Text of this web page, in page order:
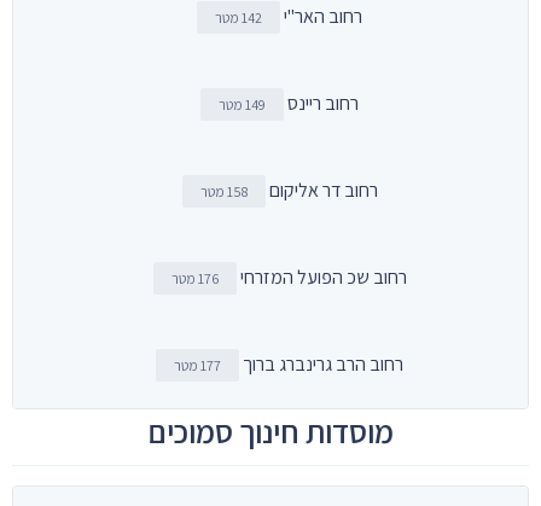
רחוב האר"י 142 מטר
רחוב ריינס 149 מטר
רחוב דר אליקום 158 מטר
רחוב שכ הפועל המזרחי 176 מטר
רחוב הרב גרינברג ברוך 177 מטר
מוסדות חינוך סמוכים